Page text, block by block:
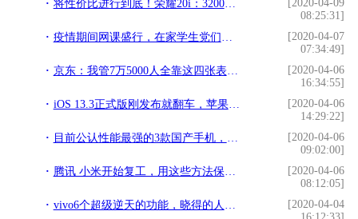
将性价比进行到底！荣耀20i：3200万前摄 仅需1599元
[2020-04-09
08:25:31]
疫情期间网课盛行，在家学生党们纷纷表示，平板电脑成"刚需"
[2020-04-07
07:34:49]
京东：我管7万5000人全靠这四张表格，最讨厌讲的是心灵鸡汤
[2020-04-06
16:34:55]
iOS 13.3正式版刚发布就翻车，苹果回复正在研究修复手段
[2020-04-06
14:29:22]
目前公认性能最强的3款国产手机，颜值性能兼具，用三年不落伍
[2020-04-06
09:02:00]
腾讯 小米开始复工，用这些方法保证员工安全，你公司做到了吗？
[2020-04-06
08:12:05]
vivo6个超级逆天的功能，晓得的人却很少，几千块的手机花的值
[2020-04-04